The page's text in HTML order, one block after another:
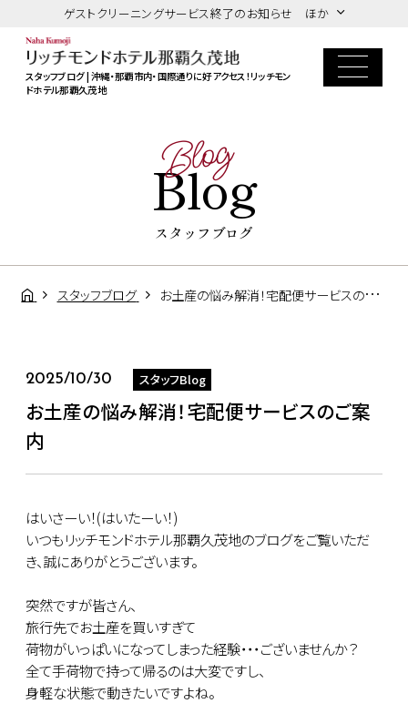
ゲストクリーニングサービス終了のお知らせ ほか
スタッフブログ | 沖縄・那覇市内・国際通りに好アクセス！リッチモン
ドホテル那覇久茂地
Blog
Blog
スタッフブログ
スタッフブログ お土産の悩み解消！宅配便サービスのご案内
2025/10/30 スタッフBlog
お土産の悩み解消！宅配便サービスのご案
内
はいさーい！(はいたーい！)
いつもリッチモンドホテル那覇久茂地のブログをご覧いただ
き、誠にありがとうございます。
突然ですが皆さん、
旅行先でお土産を買いすぎて
荷物がいっぱいになってしまった経験・・・ございませんか？
全て手荷物で持って帰るのは大変ですし、
身軽な状態で動きたいですよね。